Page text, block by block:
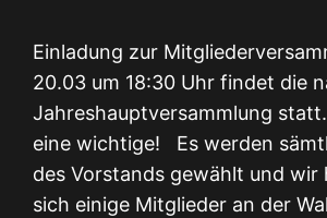
Einladung zur
20.03 um 18:30 Uhr findet die
Jahreshauptversammlung
eine wichtige! Es werden
des Vorstands gewählt und wir
sich einige Mitglieder an der